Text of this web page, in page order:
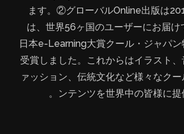
ます。②グローバルOnline出版は
は、世界56ヶ国のユーザーにお届け
日本e-Learning大賞クール・ジャパン
受賞しました。これからはイラスト
ァッション、伝統文化など様々なク
ンテンツを世界中の皆様に提